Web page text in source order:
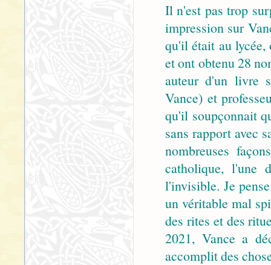
Il n'est pas trop
impression sur
qu'il était au
et ont obtenu 28
auteur d'un livre
Vance) et
qu'il soupçonnait
sans rapport avec
nombreuses
catholique, l'une
l'invisible. Je
un véritable mal
des rites et des
2021, Vance a
accomplit des